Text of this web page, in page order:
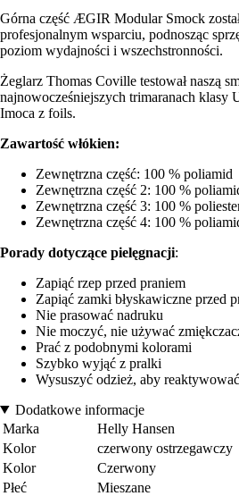
Górna część ÆGIR Modular Smock
profesjonalnym wsparciu, podnosząc
poziom wydajności i wszechstronności.
Żeglarz Thomas Coville testował naszą
najnowocześniejszych trimaranach klasy
Imoca z foils.
Zawartość włókien:
Zewnętrzna część: 100 % poliamid
Zewnętrzna część 2: 100 %
Zewnętrzna część 3: 100 %
Zewnętrzna część 4: 100 %
Porady dotyczące pielęgnacji:
Zapiąć rzep przed praniem
Zapiąć zamki błyskawiczne przed
Nie prasować nadruku
Nie moczyć, nie używać
Prać z podobnymi kolorami
Szybko wyjąć z pralki
Wysuszyć odzież, aby
Dodatkowe informacje
Marka
Helly Hansen
Kolor
czerwony ostrzegawczy
Kolor
Czerwony
Płeć
Mieszane